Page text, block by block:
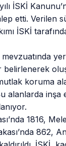
İSKİ
etti. Verilen
İSKİ
koruma
alanlarda
1816,
862,